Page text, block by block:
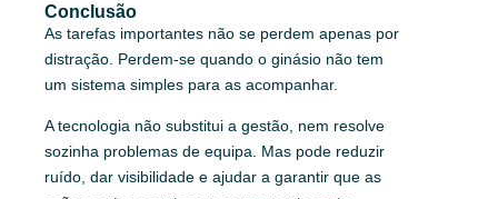
Conclusão
As tarefas importantes não se perdem apenas por
distração. Perdem-se quando o ginásio não tem
um sistema simples para as acompanhar.
A tecnologia não substitui a gestão, nem resolve
sozinha problemas de equipa. Mas pode reduzir
ruído, dar visibilidade e ajudar a garantir que as